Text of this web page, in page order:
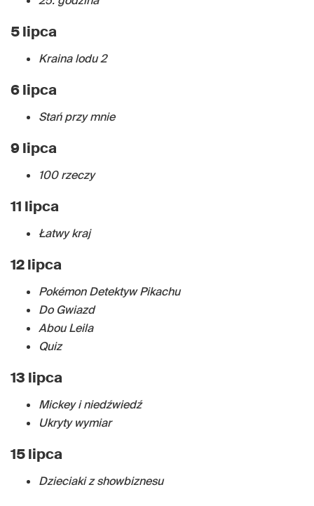
5 lipca
Kraina lodu 2
6 lipca
Stań przy mnie
9 lipca
100 rzeczy
11 lipca
Łatwy kraj
12 lipca
Pokémon Detektyw Pikachu
Do Gwiazd
Abou Leila
Quiz
13 lipca
Mickey i niedźwiedź
Ukryty wymiar
15 lipca
Dzieciaki z showbiznesu